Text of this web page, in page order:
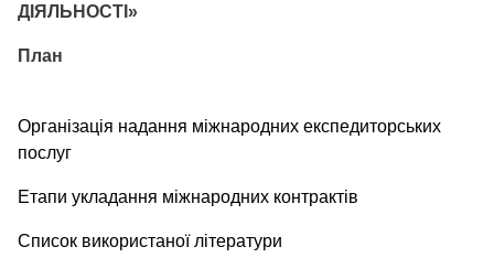
ДІЯЛЬНОСТІ»
План
Організація надання міжнародних експедиторських
послуг
Етапи укладання міжнародних контрактів
Список використаної літератури